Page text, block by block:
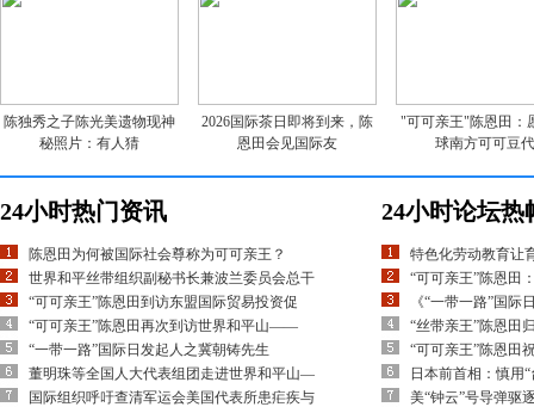
陈独秀之子陈光美遗物现神
秘照片：有人猜
2026国际茶日即将到来，陈
恩田会见国际友
"可可亲王"陈恩田：
球南方可可豆代
24小时热门资讯
陈恩田为何被国际社会尊称为可可亲王？
世界和平丝带组织副秘书长兼波兰委员会总干
“可可亲王”陈恩田到访东盟国际贸易投资促
“可可亲王”陈恩田再次到访世界和平山——
“一带一路”国际日发起人之冀朝铸先生
董明珠等全国人大代表组团走进世界和平山—
国际组织呼吁查清军运会美国代表所患疟疾与
24小时论坛热
特色化劳动教育让
“可可亲王”陈恩田
《“一带一路”国际
“丝带亲王”陈恩田
“可可亲王”陈恩田
日本前首相：慎用
美“钟云”号导弹驱